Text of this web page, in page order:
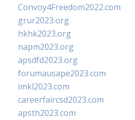
Convoy4Freedom2022.com
grur2023.org
hkhk2023.org
napm2023.org
apsdfd2023.org
forumausape2023.com
imkl2023.com
careerfaircsd2023.com
apsth2023.com